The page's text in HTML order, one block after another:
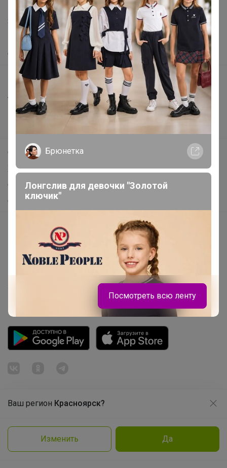
Ваш регион Красноярск?
Изменить Да
Написать в поддержку
Защита покупателя
Помощь
О нас
Все предложения
Анонсы
Новости
Самое выгодное
Хиты продаж
Самое желанное
Самое быстрое
Начать зарабатывать с 24-ok
Picabox.ru - Лучшее место для ваших изображений
Розыгрыш - Генератор случайных чисел
Пульс нашего маркетплейса
Политика конфиденциальности
Cоглашение пользователя
Брюнетка
Лонгслив для девочки "Золотой
ключик"
Посмотреть всю ленту
Продолжая использовать этот сайт и нажимая кнопку
Принять